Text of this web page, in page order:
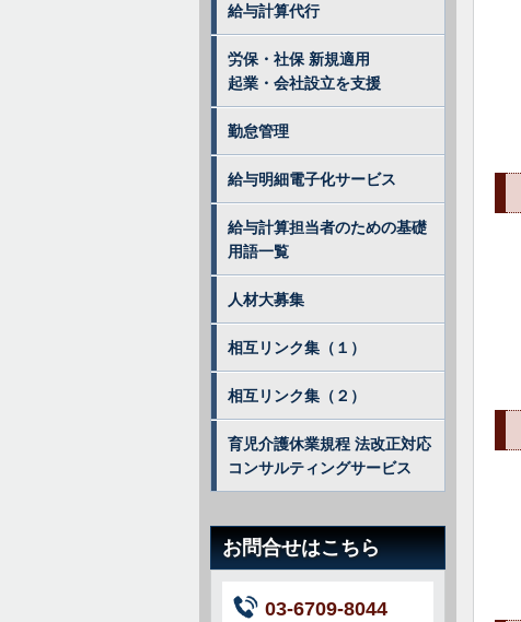
給与計算代行
労保・社保 新規適用
起業・会社設立を支援
勤怠管理
給与明細電子化サービス
給与計算担当者のための基礎
用語一覧
人材大募集
相互リンク集（１）
相互リンク集（２）
育児介護休業規程 法改正対応
コンサルティングサービス
お問合せはこちら
03-6709-8044